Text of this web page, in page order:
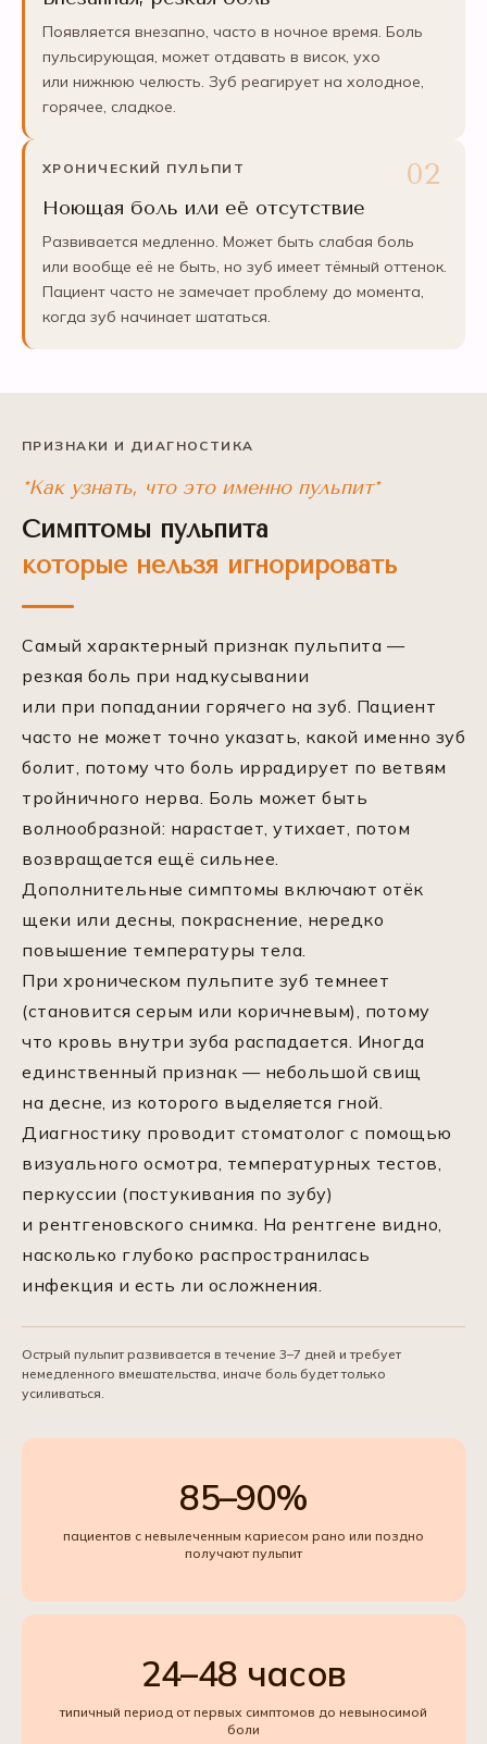
Появляется внезапно, часто в ночное время. Боль
пульсирующая, может отдавать в висок, ухо
или нижнюю челюсть. Зуб реагирует на холодное,
горячее, сладкое.
ХРОНИЧЕСКИЙ ПУЛЬПИТ
Ноющая боль или её отсутствие
Развивается медленно. Может быть слабая боль
или вообще её не быть, но зуб имеет тёмный оттенок.
Пациент часто не замечает проблему до момента,
когда зуб начинает шататься.
ПРИЗНАКИ И ДИАГНОСТИКА
*Как узнать, что это именно пульпит*
Симптомы пульпита
которые нельзя игнорировать
Самый характерный признак пульпита —
резкая боль при надкусывании
или при попадании горячего на зуб. Пациент
часто не может точно указать, какой именно зуб
болит, потому что боль иррадирует по ветвям
тройничного нерва. Боль может быть
волнообразной: нарастает, утихает, потом
возвращается ещё сильнее.
Дополнительные симптомы включают отёк
щеки или десны, покраснение, нередко
повышение температуры тела.
При хроническом пульпите зуб темнеет
(становится серым или коричневым), потому
что кровь внутри зуба распадается. Иногда
единственный признак — небольшой свищ
на десне, из которого выделяется гной.
Диагностику проводит стоматолог с помощью
визуального осмотра, температурных тестов,
перкуссии (постукивания по зубу)
и рентгеновского снимка. На рентгене видно,
насколько глубоко распространилась
инфекция и есть ли осложнения.
Острый пульпит развивается в течение 3–7 дней и требует
немедленного вмешательства, иначе боль будет только
усиливаться.
85–90%
пациентов с невылеченным кариесом рано или поздно
получают пульпит
24–48 часов
типичный период от первых симптомов до невыносимой
боли